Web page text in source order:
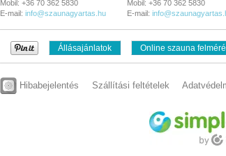
Mobil: +36 70 362 5830
E-mail: info@szaunagyartas.hu
Mobil: +36 70 362 5830
E-mail:
Állásajánlatok Online szauna
Hibabejelentés Szállítási feltételek